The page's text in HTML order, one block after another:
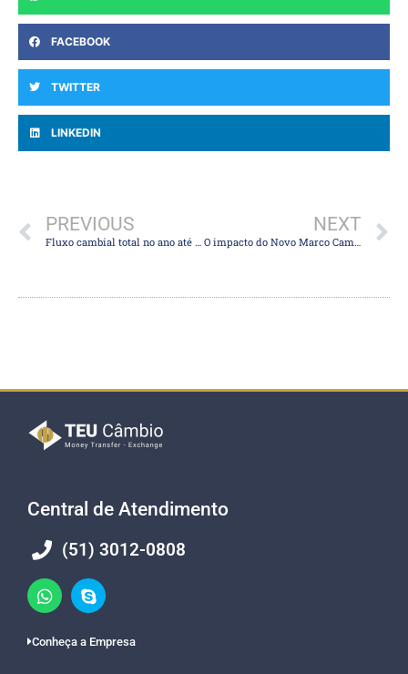
FACEBOOK
TWITTER
LINKEDIN
PREVIOUS
Fluxo cambial total no ano até 23 de dezembro é positivo em US$ 13,789 bilhões
NEXT
O impacto do Novo Marco Cambial sobre a remessa de dinheiro, câmbio turismo, conta em dólares e mais
Central de Atendimento
(51) 3012-0808
Conheça a Empresa